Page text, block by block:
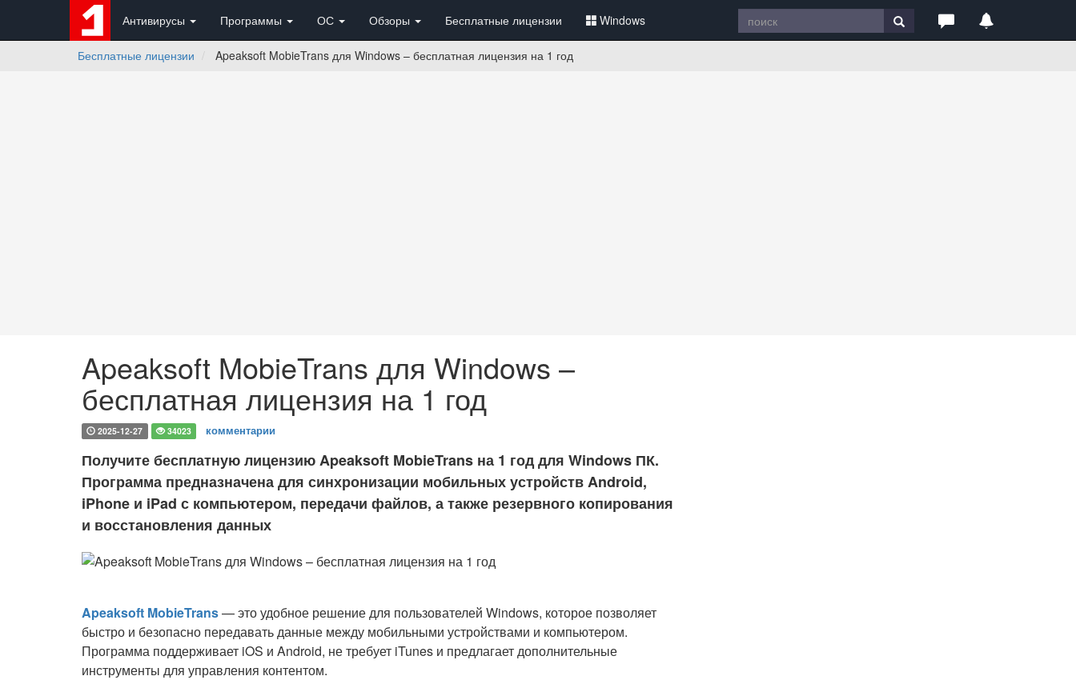
Антивирусы Программы ОС Обзоры Бесплатные лицензии Windows
Бесплатные лицензии Apeaksoft MobieTrans для Windows – бесплатная лицензия на 1 год
Apeaksoft MobieTrans для Windows –
бесплатная лицензия на 1 год
2025-12-27 34023 комментарии
Получите бесплатную лицензию Apeaksoft MobieTrans на 1 год для Windows ПК.
Программа предназначена для синхронизации мобильных устройств Android,
iPhone и iPad с компьютером, передачи файлов, а также резервного копирования
и восстановления данных
Apeaksoft MobieTrans— это удобное решение для пользователей Windows, которое позволяет
быстро и безопасно передавать данные между мобильными устройствами и компьютером.
Программа поддерживает iOS и Android, не требует iTunes и предлагает дополнительные
инструменты для управления контентом.